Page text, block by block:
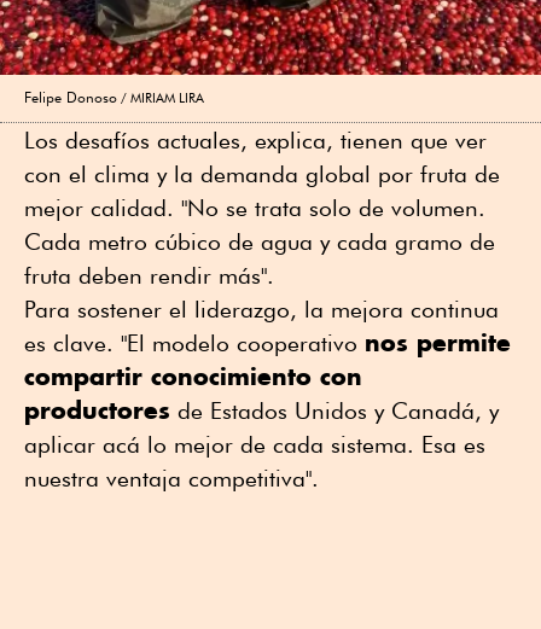
Felipe Donoso MIRIAM LIRA
Los desafíos actuales, explica, tienen que ver
con el clima y la demanda global por fruta de
mejor calidad. "No se trata solo de volumen.
Cada metro cúbico de agua y cada gramo de
fruta deben rendir más".
Para sostener el liderazgo, la mejora continua
es clave. "El modelo cooperativo nos permite
compartir conocimiento con
productores de Estados Unidos y Canadá, y
aplicar acá lo mejor de cada sistema. Esa es
nuestra ventaja competitiva".